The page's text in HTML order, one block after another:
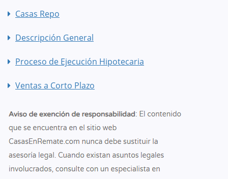
Casas Repo
Descripción General
Proceso de Ejecución Hipotecaria
Ventas a Corto Plazo